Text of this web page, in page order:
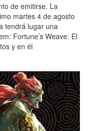
de emitirse. La
martes 4 de agosto
tendrá lugar una
Fortune’s Weave. El
y en él